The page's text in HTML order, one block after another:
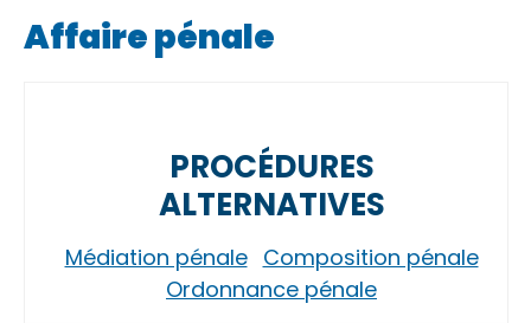
Affaire pénale
PROCÉDURES
ALTERNATIVES
Médiation pénale Composition pénale
Ordonnance pénale